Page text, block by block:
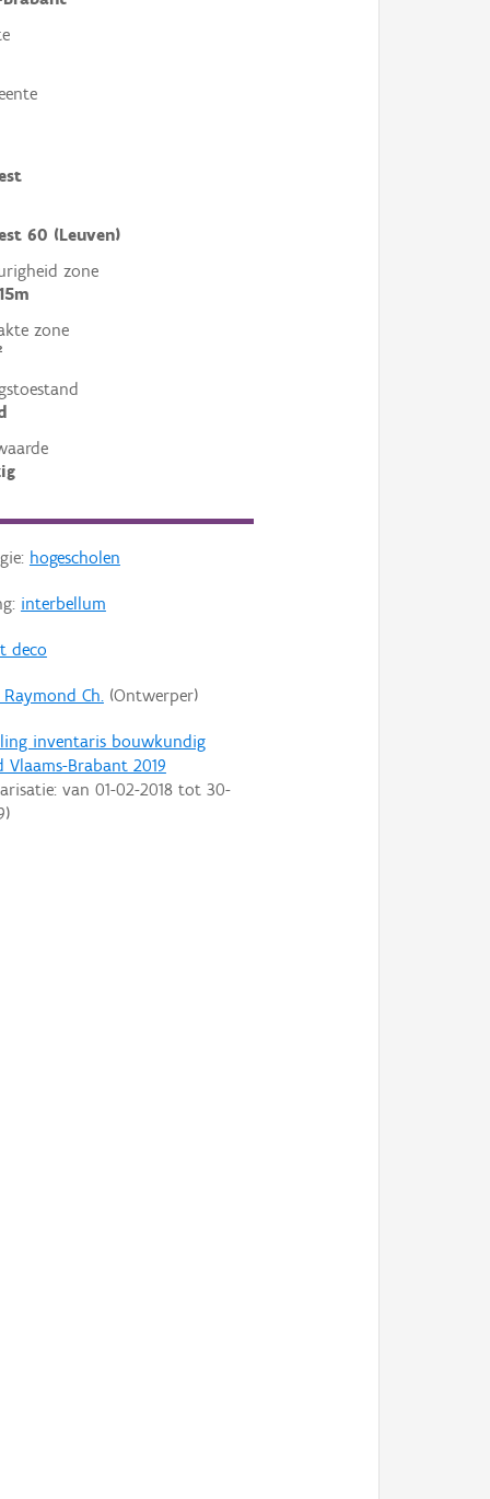
60 (Leuven)
zone
zone
hogescholen
interbellum
deco
Raymond Ch.(Ontwerper)
inventaris bouwkundig
Vlaams-Brabant 2019
van 01-02-2018tot 30-
)